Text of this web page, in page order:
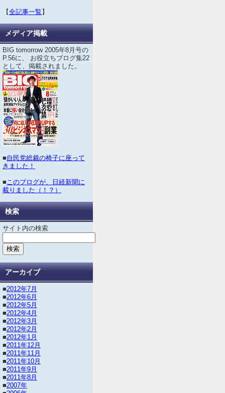
【全記事一覧 】
メディア掲載
BIG tomorrow 2005年8月号の
P.56に、 お役立ちブログ集22
として、掲載されました。
■自民党総裁の椅子に座って
きました！
■このブログが、日経新聞に
載りました（！？）
検索
サイト内の検索
アーカイブ
■2012年7月
■2012年6月
■2012年5月
■2012年4月
■2012年3月
■2012年2月
■2012年1月
■2011年12月
■2011年11月
■2011年10月
■2011年9月
■2011年8月
■2007年